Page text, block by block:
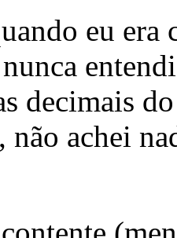
eu era
decimais
não achei